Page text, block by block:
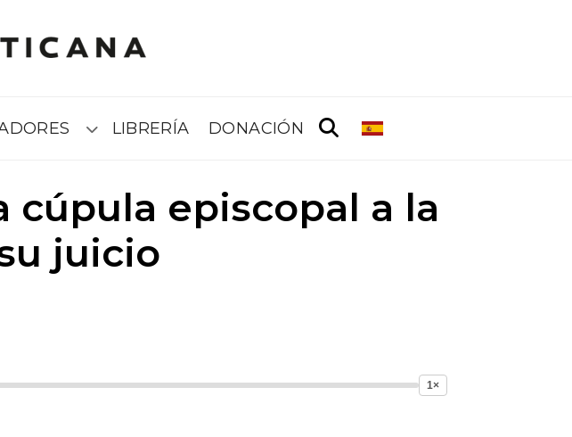
Submenú
LIBRERÍA DONACIÓN
cúpula episcopal a la
juicio
1×